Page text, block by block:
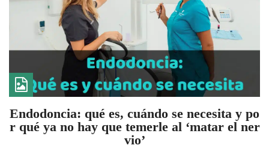
Endodoncia: qué es, cuándo se necesita y po
r qué ya no hay que temerle al ‘matar el ner
vio’